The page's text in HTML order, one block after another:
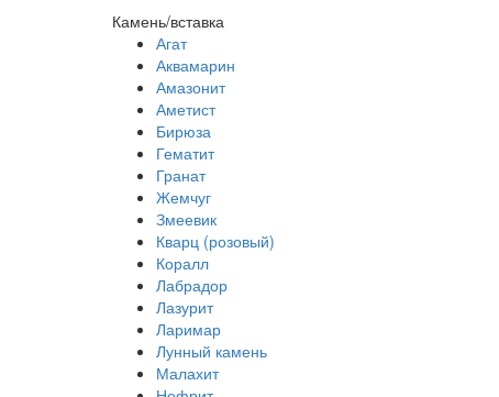
Камень/вставка
Агат
Аквамарин
Амазонит
Аметист
Бирюза
Гематит
Гранат
Жемчуг
Змеевик
Кварц (розовый)
Коралл
Лабрадор
Лазурит
Ларимар
Лунный камень
Малахит